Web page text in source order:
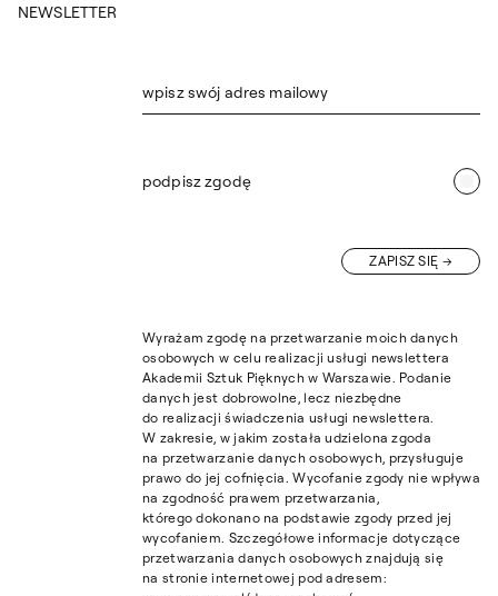
NEWSLETTER
wpisz swój adres mailowy
podpisz zgodę
ZAPISZ SIĘ
Wyrażam zgodę na przetwarzanie moich danych
osobowych w celu realizacji usługi newslettera
Akademii Sztuk Pięknych w Warszawie. Podanie
danych jest dobrowolne, lecz niezbędne
do realizacji świadczenia usługi newslettera.
W zakresie, w jakim została udzielona zgoda
na przetwarzanie danych osobowych, przysługuje
prawo do jej cofnięcia. Wycofanie zgody nie wpływa
na zgodność prawem przetwarzania,
którego dokonano na podstawie zgody przed jej
wycofaniem. Szczegółowe informacje dotyczące
przetwarzania danych osobowych znajdują się
na stronie internetowej pod adresem: